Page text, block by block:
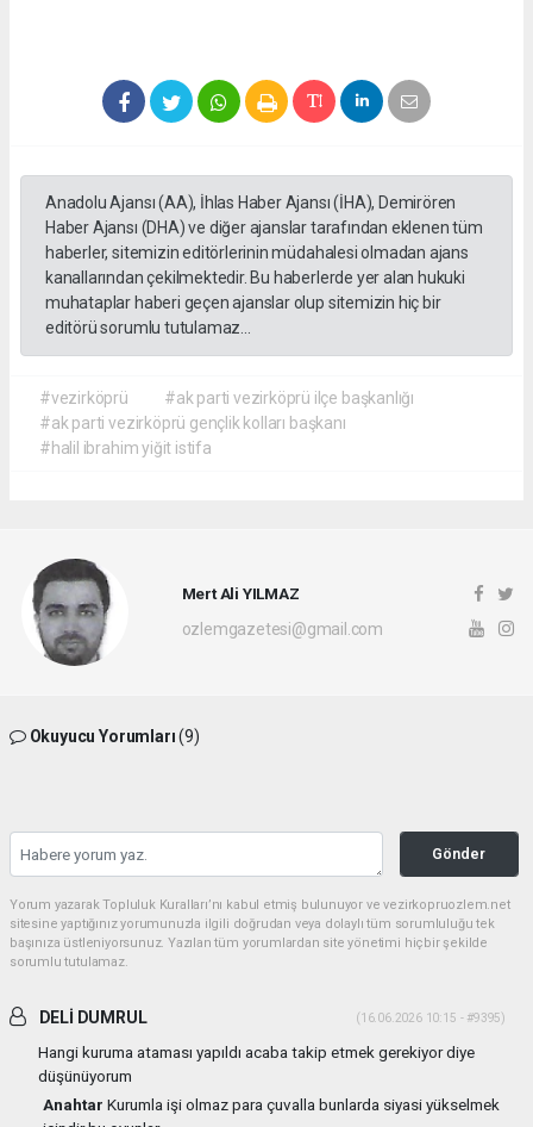
Anadolu Ajansı (AA), İhlas Haber Ajansı (İHA), Demirören
Haber Ajansı (DHA) ve diğer ajanslar tarafından eklenen tüm
haberler, sitemizin editörlerinin müdahalesi olmadan ajans
kanallarından çekilmektedir. Bu haberlerde yer alan hukuki
muhataplar haberi geçen ajanslar olup sitemizin hiç bir
editörü sorumlu tutulamaz...
#vezirköprü
#ak parti vezirköprü ilçe başkanlığı
#ak parti vezirköprü gençlik kolları başkanı
#halil ibrahim yiğit istifa
Mert Ali YILMAZ
ozlemgazetesi@gmail.com
Okuyucu Yorumları(9)
Gönder
Yorum yazarak Topluluk Kuralları’nı kabul etmiş bulunuyor ve vezirkopruozlem.net
sitesine yaptığınız yorumunuzla ilgili doğrudan veya dolaylı tüm sorumluluğu tek
başınıza üstleniyorsunuz. Yazılan tüm yorumlardan site yönetimi hiçbir şekilde
sorumlu tutulamaz.
DELİ DUMRUL (16.06.2026 10:15 - #9395)
Hangi kuruma ataması yapıldı acaba takip etmek gerekiyor diye
düşünüyorum
Anahtar Kurumla işi olmaz para çuvalla bunlarda siyasi yükselmek